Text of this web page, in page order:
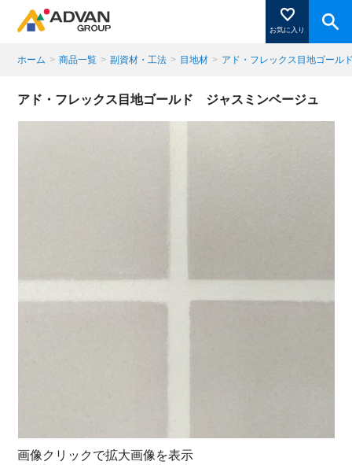
お気に入り
商品ページにある「お気に入り登録」を押すと登録した
商品がここに表示されます。
ホーム > 商品一覧 > 副資材・工法 > 目地材 > アド・フレックス目地ゴール
アド・フレックス目地ゴールド ジャスミンベージュ
画像クリックで拡大画像を表示